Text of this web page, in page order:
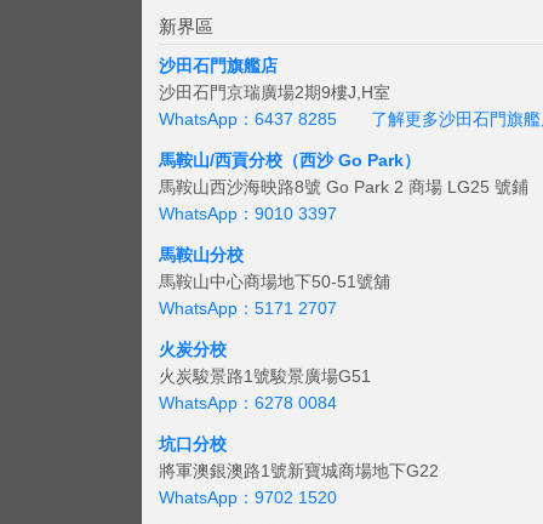
新界區
沙田石門旗艦店
沙田石門京瑞廣場2期9樓J,H室
WhatsApp：6437 8285
了解更多沙田石門旗
馬鞍山/西貢分校（西沙 Go Park）
馬鞍山西沙海映路8號 Go Park 2 商場 LG25 號鋪
WhatsApp：9010 3397
馬鞍山分校
馬鞍山中心商場地下50-51號舖
WhatsApp：5171 2707
火炭分校
火炭駿景路1號駿景廣場G51
WhatsApp：6278 0084
坑口分校
將軍澳銀澳路1號新寶城商場地下G22
WhatsApp：9702 1520